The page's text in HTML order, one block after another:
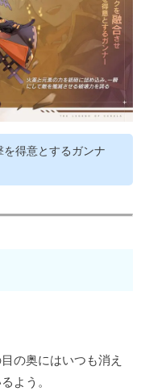
を得意とするガンナ
の奥にはいつも消え
よう。